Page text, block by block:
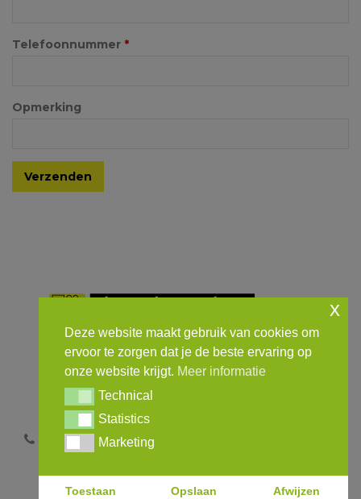
Telefoonnummer *
Opmerking
Home Contact
0162-431035 info@theoleenders.nl
Deze website maakt gebruik van cookies om
ervoor te zorgen dat je de beste ervaring op
onze website krijgt. Meer informatie
TechnicalTechnical
StatisticsStatistics
MarketingMarketing
Toestaan Opslaan Afwijzen
x